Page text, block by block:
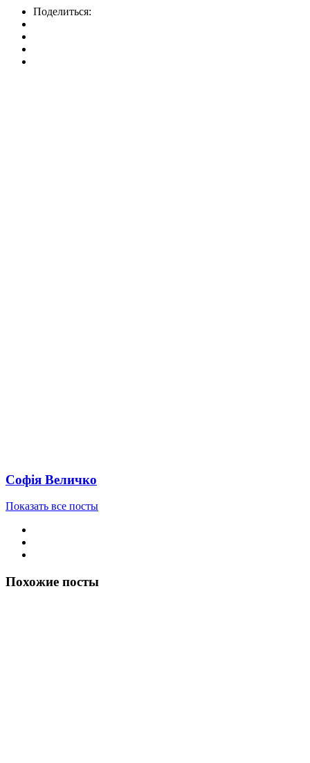
Поделиться:
Софія Величко
Показать все посты
Похожие посты